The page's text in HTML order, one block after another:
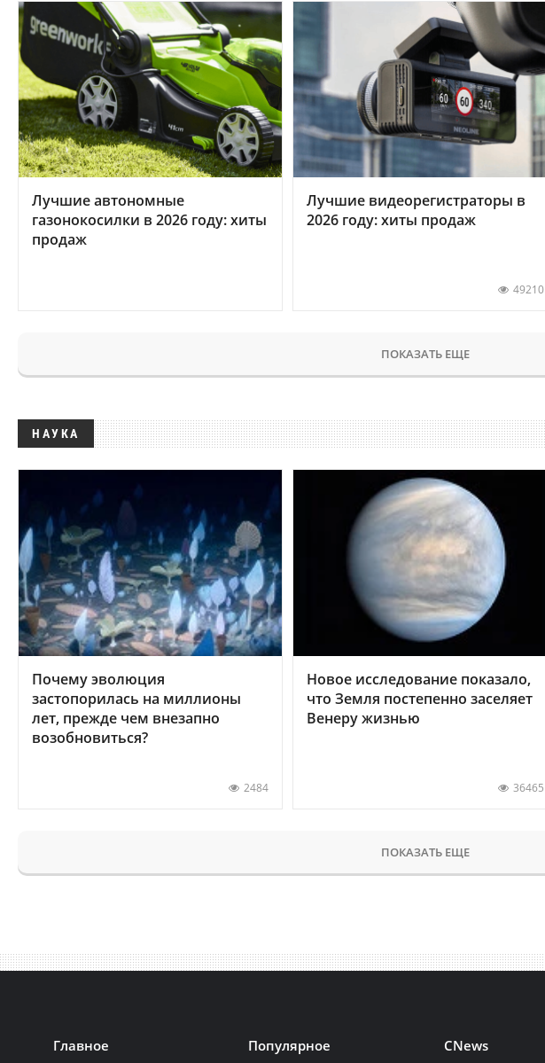
Лучшие автономные
газонокосилки в 2026 году: хиты
продаж
Лучшие видеорегистраторы в
2026 году: хиты продаж
49210
ПОКАЗАТЬ ЕЩЕ
НАУКА
Почему эволюция
застопорилась на миллионы
лет, прежде чем внезапно
возобновиться?
2484
Новое исследование показало,
что Земля постепенно заселяет
Венеру жизнью
36465
ПОКАЗАТЬ ЕЩЕ
Главное Популярное CNews